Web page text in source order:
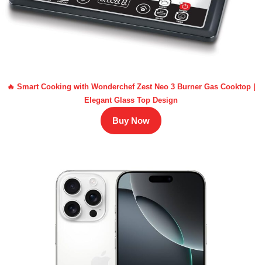
🔥 Smart Cooking with Wonderchef Zest Neo 3 Burner Gas Cooktop |
Elegant Glass Top Design
Buy Now